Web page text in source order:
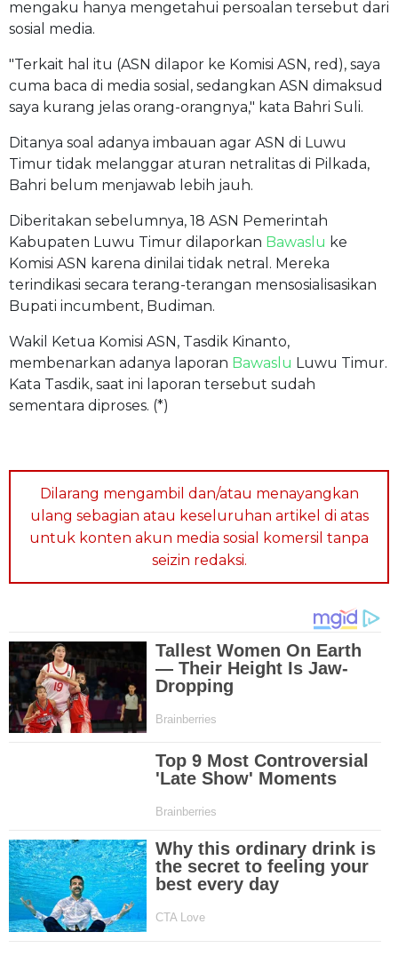
mengaku hanya mengetahui persoalan tersebut dari
sosial media.
"Terkait hal itu (ASN dilapor ke Komisi ASN, red), saya
cuma baca di media sosial, sedangkan ASN dimaksud
saya kurang jelas orang-orangnya," kata Bahri Suli.
Ditanya soal adanya imbauan agar ASN di Luwu
Timur tidak melanggar aturan netralitas di Pilkada,
Bahri belum menjawab lebih jauh.
Diberitakan sebelumnya, 18 ASN Pemerintah
Kabupaten Luwu Timur dilaporkan Bawaslu ke
Komisi ASN karena dinilai tidak netral. Mereka
terindikasi secara terang-terangan mensosialisasikan
Bupati incumbent, Budiman.
Wakil Ketua Komisi ASN, Tasdik Kinanto,
membenarkan adanya laporan Bawaslu Luwu Timur.
Kata Tasdik, saat ini laporan tersebut sudah
sementara diproses. (*)
Dilarang mengambil dan/atau menayangkan
ulang sebagian atau keseluruhan artikel di atas
untuk konten akun media sosial komersil tanpa
seizin redaksi.